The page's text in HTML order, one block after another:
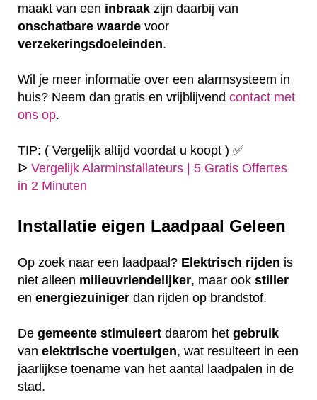
maakt van een inbraak zijn daarbij van
onschatbare waarde voor
verzekeringsdoeleinden.
Wil je meer informatie over een alarmsysteem in
huis? Neem dan gratis en vrijblijvend contact met
ons op.
TIP: ( Vergelijk altijd voordat u koopt ) ✅
ᐅ Vergelijk Alarminstallateurs | 5 Gratis Offertes
in 2 Minuten
Installatie eigen Laadpaal Geleen
Op zoek naar een laadpaal? Elektrisch rijden is
niet alleen milieuvriendelijker, maar ook stiller
en energiezuiniger dan rijden op brandstof.
De gemeente stimuleert daarom het gebruik
van elektrische voertuigen, wat resulteert in een
jaarlijkse toename van het aantal laadpalen in de
stad.